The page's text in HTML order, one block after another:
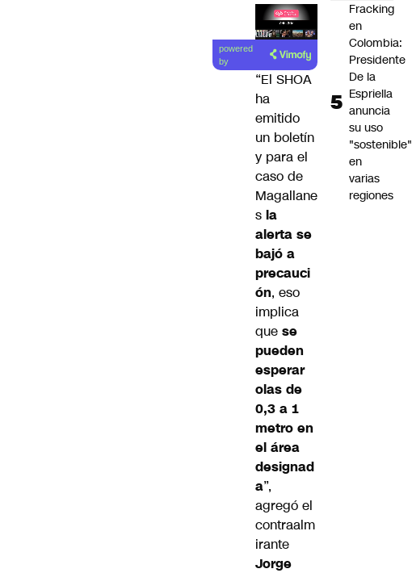
Lea el
artículo
powered
by
“El SHOA
ha
emitido
un boletín
y para el
caso de
Magallane
s la
alerta se
bajó a
precauci
ón, eso
implica
que se
pueden
esperar
olas de
0,3 a 1
metro en
el área
designad
a”,
agregó el
contraalm
irante
Jorge
Fracking
en
Colombia:
Presidente
De la
Espriella
anuncia
su uso
"sostenible"
en
varias
regiones